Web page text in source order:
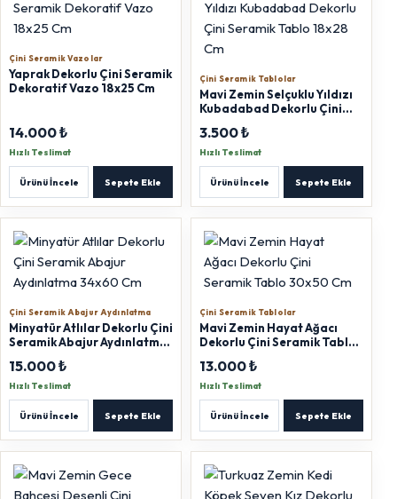
Çini Seramik Vazolar
Yaprak Dekorlu Çini Seramik
Dekoratif Vazo 18x25 Cm
14.000 ₺
Hızlı Teslimat
Ürünü İncele Sepete Ekle
Çini Seramik Tablolar
Mavi Zemin Selçuklu Yıldızı
Kubadabad Dekorlu Çini
3.500 ₺
Hızlı Teslimat
Ürünü İncele Sepete Ekle
Çini Seramik Abajur Aydınlatma
Minyatür Atlılar Dekorlu Çini
Seramik Abajur Aydınlatma
15.000 ₺
Hızlı Teslimat
Ürünü İncele Sepete Ekle
Çini Seramik Tablolar
Mavi Zemin Hayat Ağacı
Dekorlu Çini Seramik Tablo
13.000 ₺
Hızlı Teslimat
Ürünü İncele Sepete Ekle